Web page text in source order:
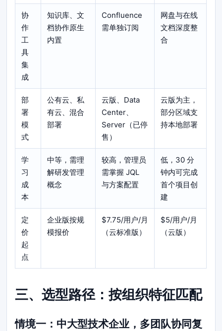
协
作
工
具
集
成
知识库、文
档协作原生
内置
Confluence
需单独订阅
网盘与在线
文档深度整
合
部
署
模
式
公有云、私
有云、混合
部署
云版、Data
Center、
Server（已停
售）
云版为主，
部分区域支
持本地部署
学
习
成
本
中等，需理
解研发管理
概念
较高，管理员
需掌握 JQL
与方案配置
低，30 分
钟内可完成
首个项目创
建
定
价
起
点
企业版按规
模报价
$7.75/用户/月
（云标准版）
$5/用户/月
（云版）
三、选型路径：按组织特征匹配
情境一：中大型技术企业，多团队协同复